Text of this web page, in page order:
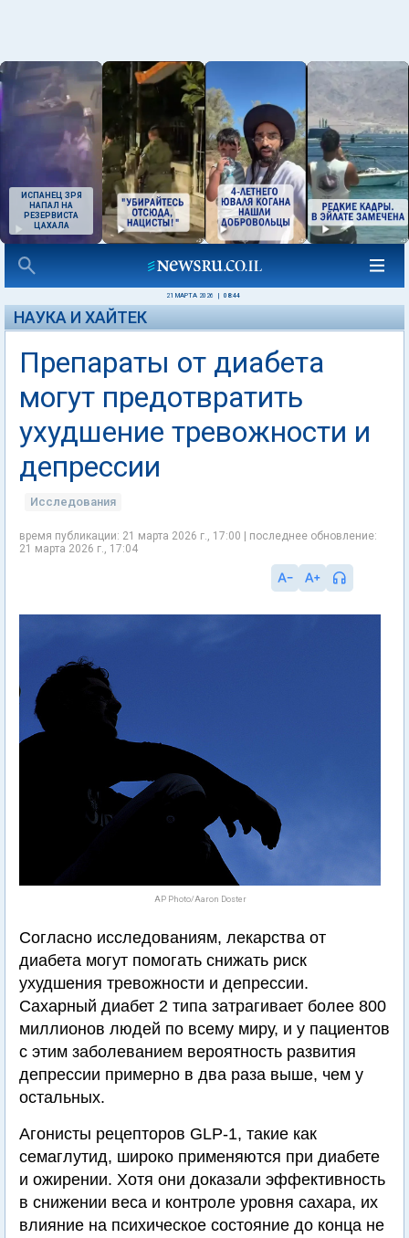
ИСПАНЕЦ ЗРЯ
НАПАЛ НА
РЕЗЕРВИСТА
ЦАХАЛА
21 МАРТА 2026 08:44
НАУКА И ХАЙТЕК
Препараты от диабета
могут предотвратить
ухудшение тревожности и
депрессии
Исследования
время публикации: 21 марта 2026 г., 17:00 | последнее обновление:
21 марта 2026 г., 17:04
AP Photo/Aaron Doster
Согласно исследованиям, лекарства от
диабета могут помогать снижать риск
ухудшения тревожности и депрессии.
Сахарный диабет 2 типа затрагивает более 800
миллионов людей по всему миру, и у пациентов
с этим заболеванием вероятность развития
депрессии примерно в два раза выше, чем у
остальных.
Агонисты рецепторов GLP-1, такие как
семаглутид, широко применяются при диабете
и ожирении. Хотя они доказали эффективность
в снижении веса и контроле уровня сахара, их
влияние на психическое состояние до конца не